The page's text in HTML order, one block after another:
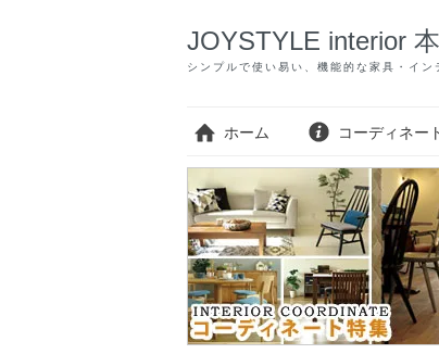
JOYSTYLE interior
シンプルで使い易い、機能的な家具・イ
ホーム コーディネー